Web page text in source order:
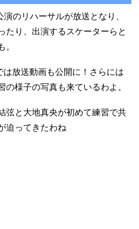
のリハーサルが放送となり、
たり、出演するスケーターらと
。
は放送動画も公開に！さらには
の様子の写真も来ているわよ。
弦と大地真央が初めて練習で共
迫ってきたわね